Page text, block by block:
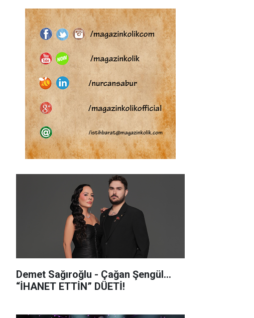
Demet Sağıroğlu - Çağan Şengül...
“İHANET ETTİN” DÜETİ!